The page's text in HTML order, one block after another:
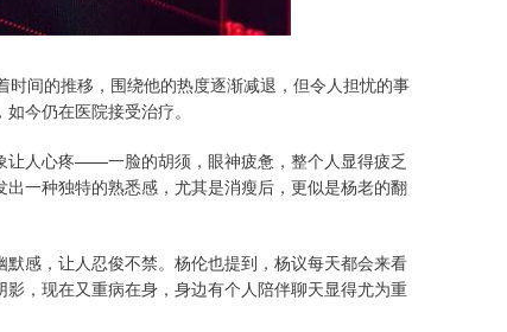
间的推移，围绕他的热度逐渐减退，但令人担忧的事
今仍在医院接受治疗。
让人心疼——一脸的胡须，眼神疲惫，整个人显得疲乏
一种独特的熟悉感，尤其是消瘦后，更似是杨老的翻
感，让人忍俊不禁。杨伦也提到，杨议每天都会来看
，现在又重病在身，身边有个人陪伴聊天显得尤为重